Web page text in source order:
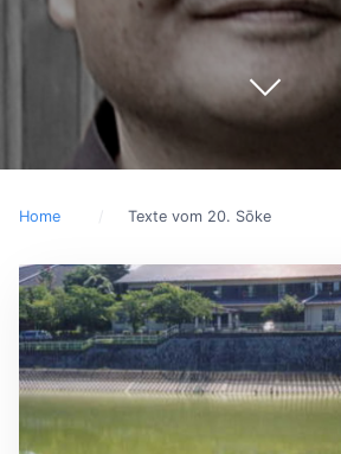
Home Texte vom 20. Sōke